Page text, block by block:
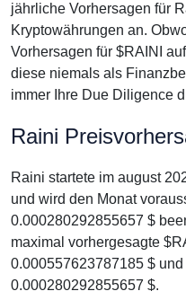
jährliche Vorhersagen für
Kryptowährungen an.
Vorhersagen für $RAINI
diese niemals als
immer Ihre Due Diligence
Raini
Raini startete im august
und wird den Monat
0.000280292855657 $
maximal vorhergesagte
0.000557623787185 $
0.000280292855657 $.